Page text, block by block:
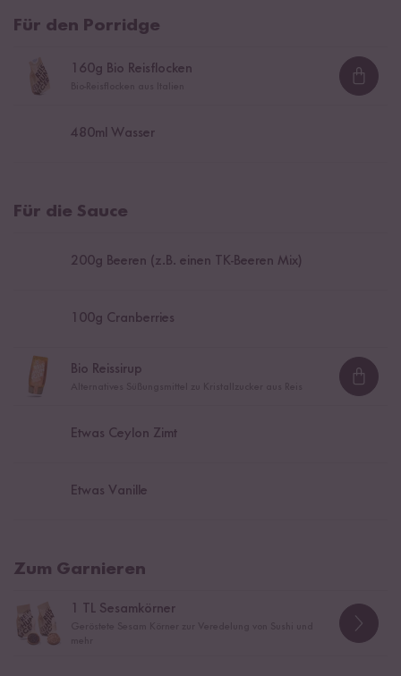
Für den Porridge
160g Bio Reisflocken
480ml Wasser
Für die Sauce
200g Beeren (z.B. einen TK-Beeren Mix)
100g Cranberries
Bio Reissirup
Etwas Ceylon Zimt
Etwas Vanille
Zum Garnieren
TL Sesamkörner